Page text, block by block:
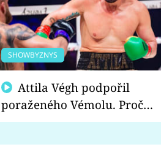
SHOWBYZNYS
poraženého Vémolu. Proč
chce raději zápasit s ním než